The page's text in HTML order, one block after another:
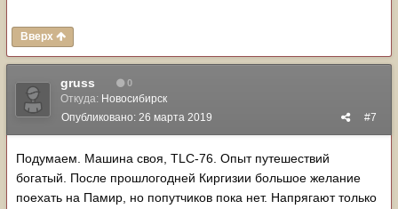
Вверх
gruss 0
Откуда: Новосибирск
#7
Опубликовано: 26 марта 2019
Подумаем. Машина своя, TLC-76. Опыт путешествий
богатый. После прошлогодней Киргизии большое желание
поехать на Памир, но попутчиков пока нет. Напрягают только